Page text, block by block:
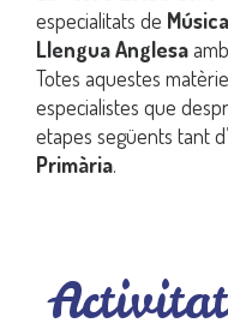
especialitats de Música
Llengua Anglesa
Totes aquestes
especialistes que
etapes següents tant d’
Primària.